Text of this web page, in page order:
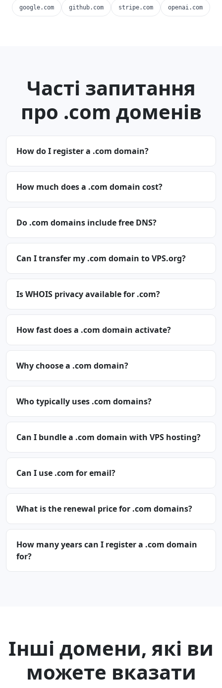
google.com github.com stripe.com openai.com
Часті запитання
про .com доменів
How do I register a .com domain?
How much does a .com domain cost?
Do .com domains include free DNS?
Can I transfer my .com domain to VPS.org?
Is WHOIS privacy available for .com?
How fast does a .com domain activate?
Why choose a .com domain?
Who typically uses .com domains?
Can I bundle a .com domain with VPS hosting?
Can I use .com for email?
What is the renewal price for .com domains?
How many years can I register a .com domain
for?
Інші домени, які ви
можете вказати